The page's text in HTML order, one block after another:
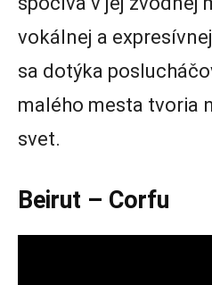
vokálnej a
sa dotýka
malého mesta tvoria
svet.
Beirut – Corfu